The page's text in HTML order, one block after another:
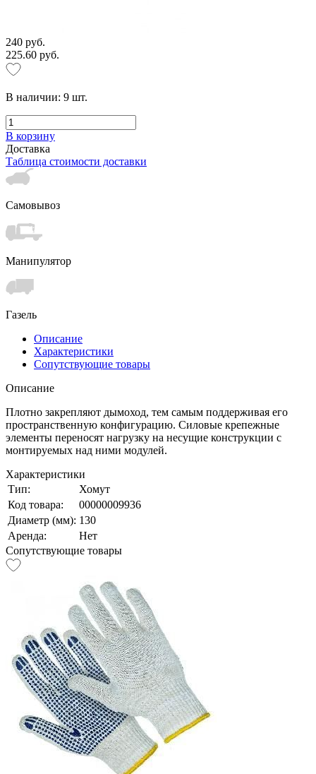
240 руб.
225.60 руб.
В наличии: 9 шт.
В корзину
Доставка
Таблица стоимости доставки
Самовывоз
Манипулятор
Газель
Описание
Характеристики
Сопутствующие товары
Описание
Плотно закрепляют дымоход, тем самым поддерживая его
пространственную конфигурацию. Силовые крепежные
элементы переносят нагрузку на несущие конструкции с
монтируемых над ними модулей.
Характеристики
Тип:
Хомут
Код товара:
00000009936
Диаметр (мм): 130
Аренда:
Нет
Сопутствующие товары